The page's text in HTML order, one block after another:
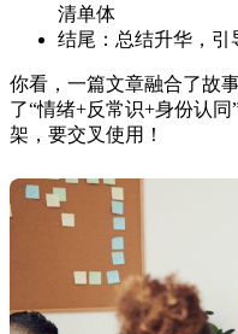
清单体
结尾：总结升华，
你看，一篇文章融合了故
了“情绪+反常识+身份认
架，要交叉使用！